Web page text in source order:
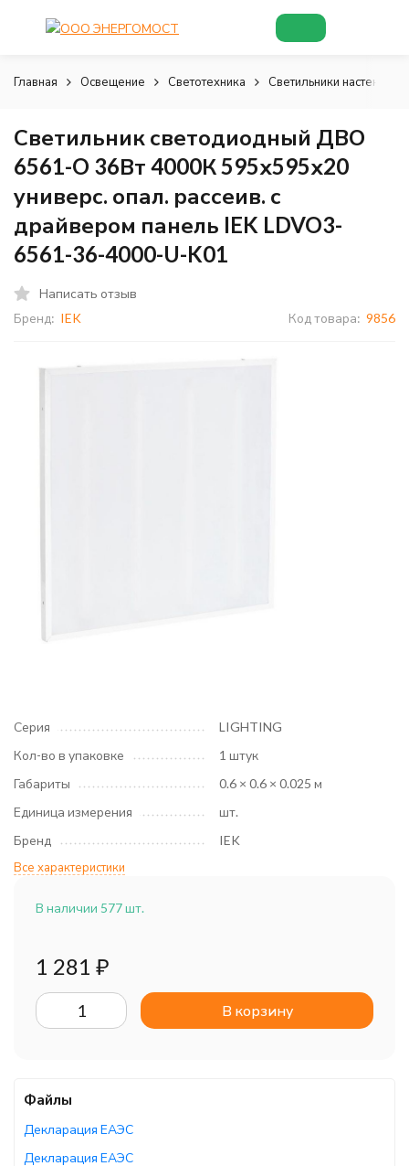
Главная Освещение Светотехника Светильники настенно-
Светильник светодиодный ДВО
6561-O 36Вт 4000К 595х595х20
универс. опал. рассеив. с
драйвером панель IEK LDVO3-
6561-36-4000-U-K01
Написать отзыв
Бренд: IEK Код товара: 9856
Серия
LIGHTING
Кол-во в упаковке
1 штук
Габариты
0.6 × 0.6 × 0.025 м
Единица измерения
шт.
Бренд
IEK
Все характеристики
В наличии 577 шт.
1 281 ₽
В корзину
Файлы
Декларация ЕАЭС
Декларация ЕАЭС